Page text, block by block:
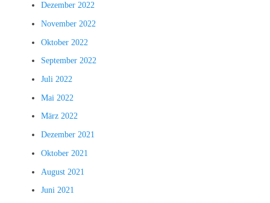
Dezember 2022
November 2022
Oktober 2022
September 2022
Juli 2022
Mai 2022
März 2022
Dezember 2021
Oktober 2021
August 2021
Juni 2021